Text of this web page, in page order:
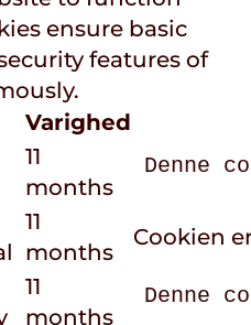
ensure basic
features of
Varighed
11
months
Denne
11
months
Cookien
11
months
Denne